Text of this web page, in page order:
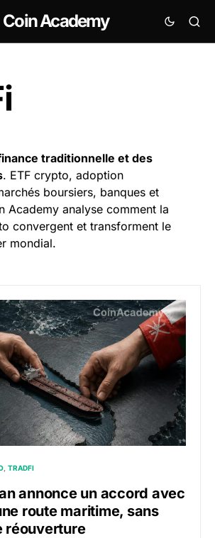
Coin Academy
traditionnelle et des
. ETF crypto, adoption
boursiers, banques et
Academy analyse comment la
convergent et transforment le
mondial.
annonce un accord avec Oman sur
TRADFI
annonce un accord avec
route maritime, sans
réouverture